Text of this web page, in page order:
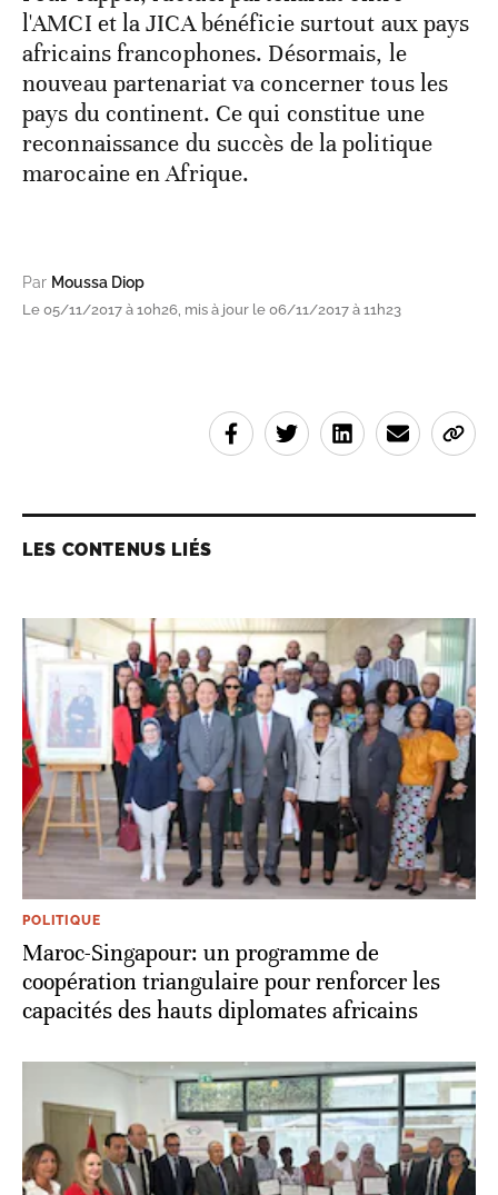
l'AMCI et la JICA bénéficie surtout aux pays
africains francophones. Désormais, le
nouveau partenariat va concerner tous les
pays du continent. Ce qui constitue une
reconnaissance du succès de la politique
marocaine en Afrique.
Par Moussa Diop
Le 05/11/2017 à 10h26, mis à jour le 06/11/2017 à 11h23
LES CONTENUS LIÉS
POLITIQUE
Maroc-Singapour: un programme de
coopération triangulaire pour renforcer les
capacités des hauts diplomates africains